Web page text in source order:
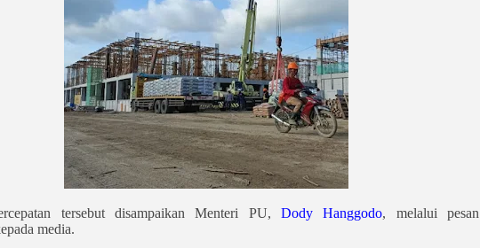
tersebut disampaikan Menteri PU, Dody Hanggodo, melalui pesan
media.